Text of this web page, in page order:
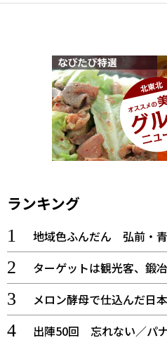
ランキング
地域色ふんだん 弘前・
ターゲットは観光客、鍛
メロン酵母で仕込んだ日
出陣50回 忘れない／パ